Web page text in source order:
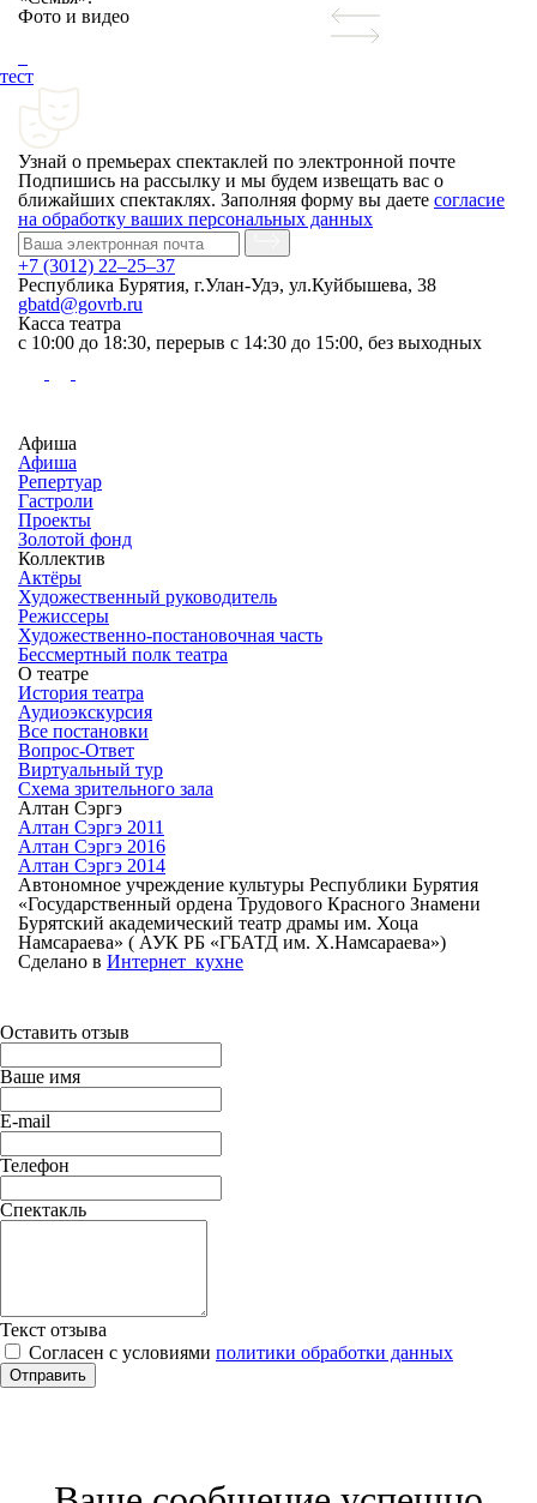
Фото и видео
тест
Узнай о премьерах спектаклей по электронной почте
Подпишись на рассылку и мы будем извещать вас о
ближайших спектаклях. Заполняя форму вы даете согласие
на обработку ваших персональных данных
+7 (3012) 22–25–37
Республика Бурятия, г.Улан-Удэ, ул.Куйбышева, 38
gbatd@govrb.ru
Касса театра
с 10:00 до 18:30, перерыв с 14:30 до 15:00, без выходных
Афиша
Афиша
Репертуар
Гастроли
Проекты
Золотой фонд
Коллектив
Актёры
Художественный руководитель
Режиссеры
Художественно-постановочная часть
Бессмертный полк театра
О театре
История театра
Аудиоэкскурсия
Все постановки
Вопрос-Ответ
Виртуальный тур
Схема зрительного зала
Алтан Сэргэ
Алтан Сэргэ 2011
Алтан Сэргэ 2016
Алтан Сэргэ 2014
Автономное учреждение культуры Республики Бурятия
«Государственный ордена Трудового Красного Знамени
Бурятский академический театр драмы им. Хоца
Намсараева» ( АУК РБ «ГБАТД им. Х.Намсараева»)
Сделано в Интернет_кухне
Оставить отзыв
Ваше имя
E-mail
Телефон
Спектакль
Текст отзыва
Согласен с условиями политики обработки данных
Отправить